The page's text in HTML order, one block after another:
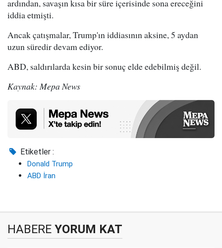
ardından, savaşın kısa bir süre içerisinde sona ereceğini
iddia etmişti.
Ancak çatışmalar, Trump'ın iddiasının aksine, 5 aydan
uzun süredir devam ediyor.
ABD, saldırılarda kesin bir sonuç elde edebilmiş değil.
Kaynak: Mepa News
Etiketler :
Donald Trump
ABD İran
HABERE YORUM KAT